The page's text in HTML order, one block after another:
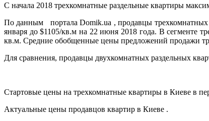
С начала 2018 трехкомнатные раздельные квартиры
По данным портала Domik.ua , продавцы трехкомнатных
января до $1105/кв.м на 22 июня 2018 года. В сегменте
кв.м. Средние обобщенные цены предложений продажи
Для сравнения, продавцы двухкомнатных раздельных
Стартовые цены на трехкомнатные квартиры в Киеве в
Актуальные цены продавцов квартир в Киеве .